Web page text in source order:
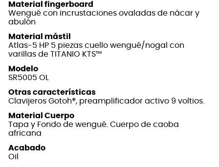
Material fingerboard
Wengué con incrustaciones ovaladas de nácar y
abulón
Material mástil
Atlas-5 HP 5 piezas cuello wengué/nogal con
varillas de TITANIO KTS™
Modelo
SR5005 OL
Otras características
Clavijeros Gotoh®, preamplificador activo 9 voltios.
Material Cuerpo
Tapa y Fondo de wengué. Cuerpo de caoba
africana
Acabado
Oil